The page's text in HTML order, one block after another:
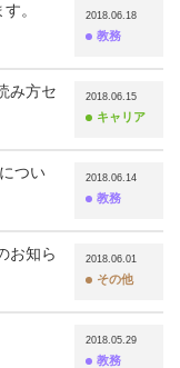
。 2018.06.18
教務
み方セ
2018.06.15
キャリア
つい
2018.06.14
教務
お知ら
2018.06.01
その他
2018.05.29
教務